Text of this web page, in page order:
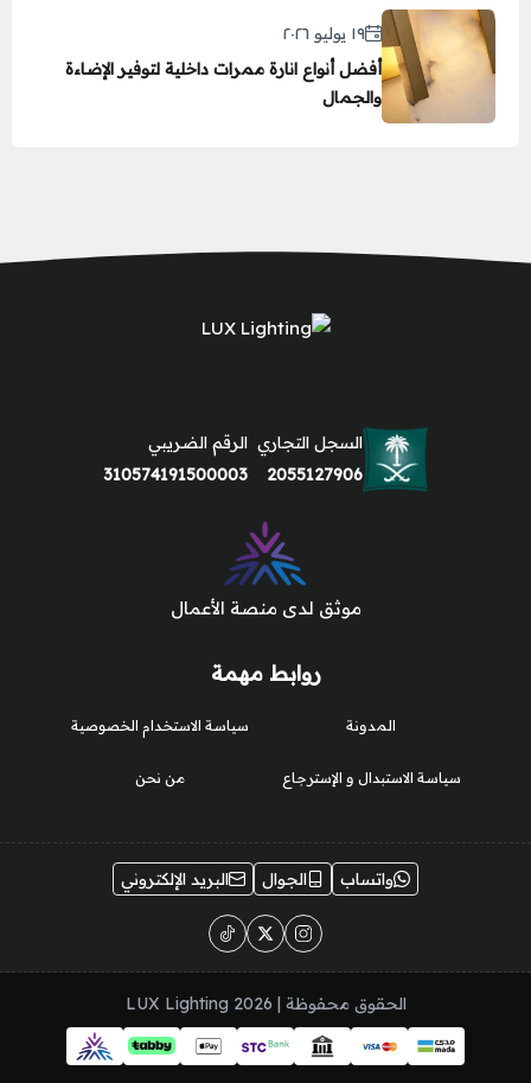
١٩ يوليو ٢٠٢٦
أفضل أنواع انارة ممرات داخلية لتوفير الإضاءة
والجمال
روابط مهمة
المدونة
سياسة الاستبدال و الإسترجاع
سياسة الاستخدام الخصوصية
من نحن
السجل التجاري
2055127906
الرقم الضريبي
310574191500003
موثق لدى منصة الأعمال
واتساب الجوال البريد الإلكتروني
الحقوق محفوظة | 2026 LUX Lighting